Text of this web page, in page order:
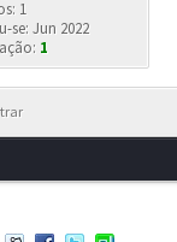
1
se: Jun 2022
1